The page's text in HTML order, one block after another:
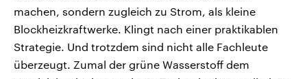
machen, sondern zugleich zu Strom, als kleine
Blockheizkraftwerke. Klingt nach einer praktikablen
Strategie. Und trotzdem sind nicht alle Fachleute
überzeugt. Zumal der grüne Wasserstoff dem